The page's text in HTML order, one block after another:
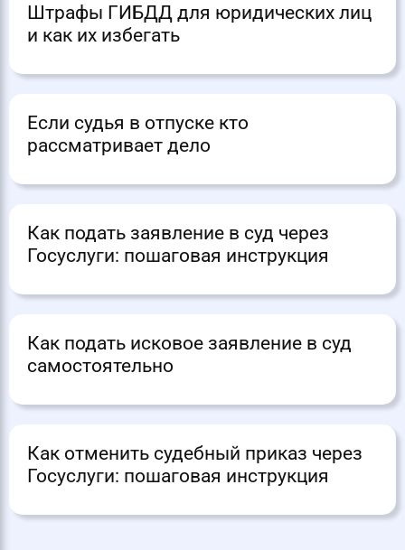
Штрафы ГИБДД для юридических лиц
и как их избегать
Если судья в отпуске кто
рассматривает дело
Как подать заявление в суд через
Госуслуги: пошаговая инструкция
Как подать исковое заявление в суд
самостоятельно
Как отменить судебный приказ через
Госуслуги: пошаговая инструкция